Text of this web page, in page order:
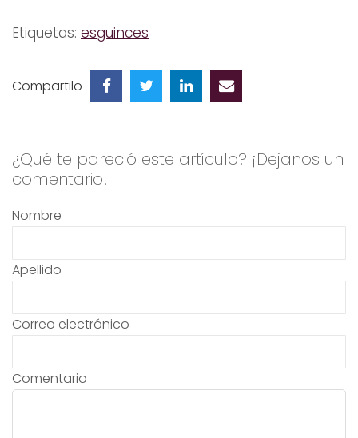
Etiquetas: esguinces
Compartilo
¿Qué te pareció este artículo? ¡Dejanos un
comentario!
Nombre
Apellido
Correo electrónico
Comentario